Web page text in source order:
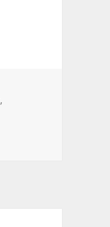
,